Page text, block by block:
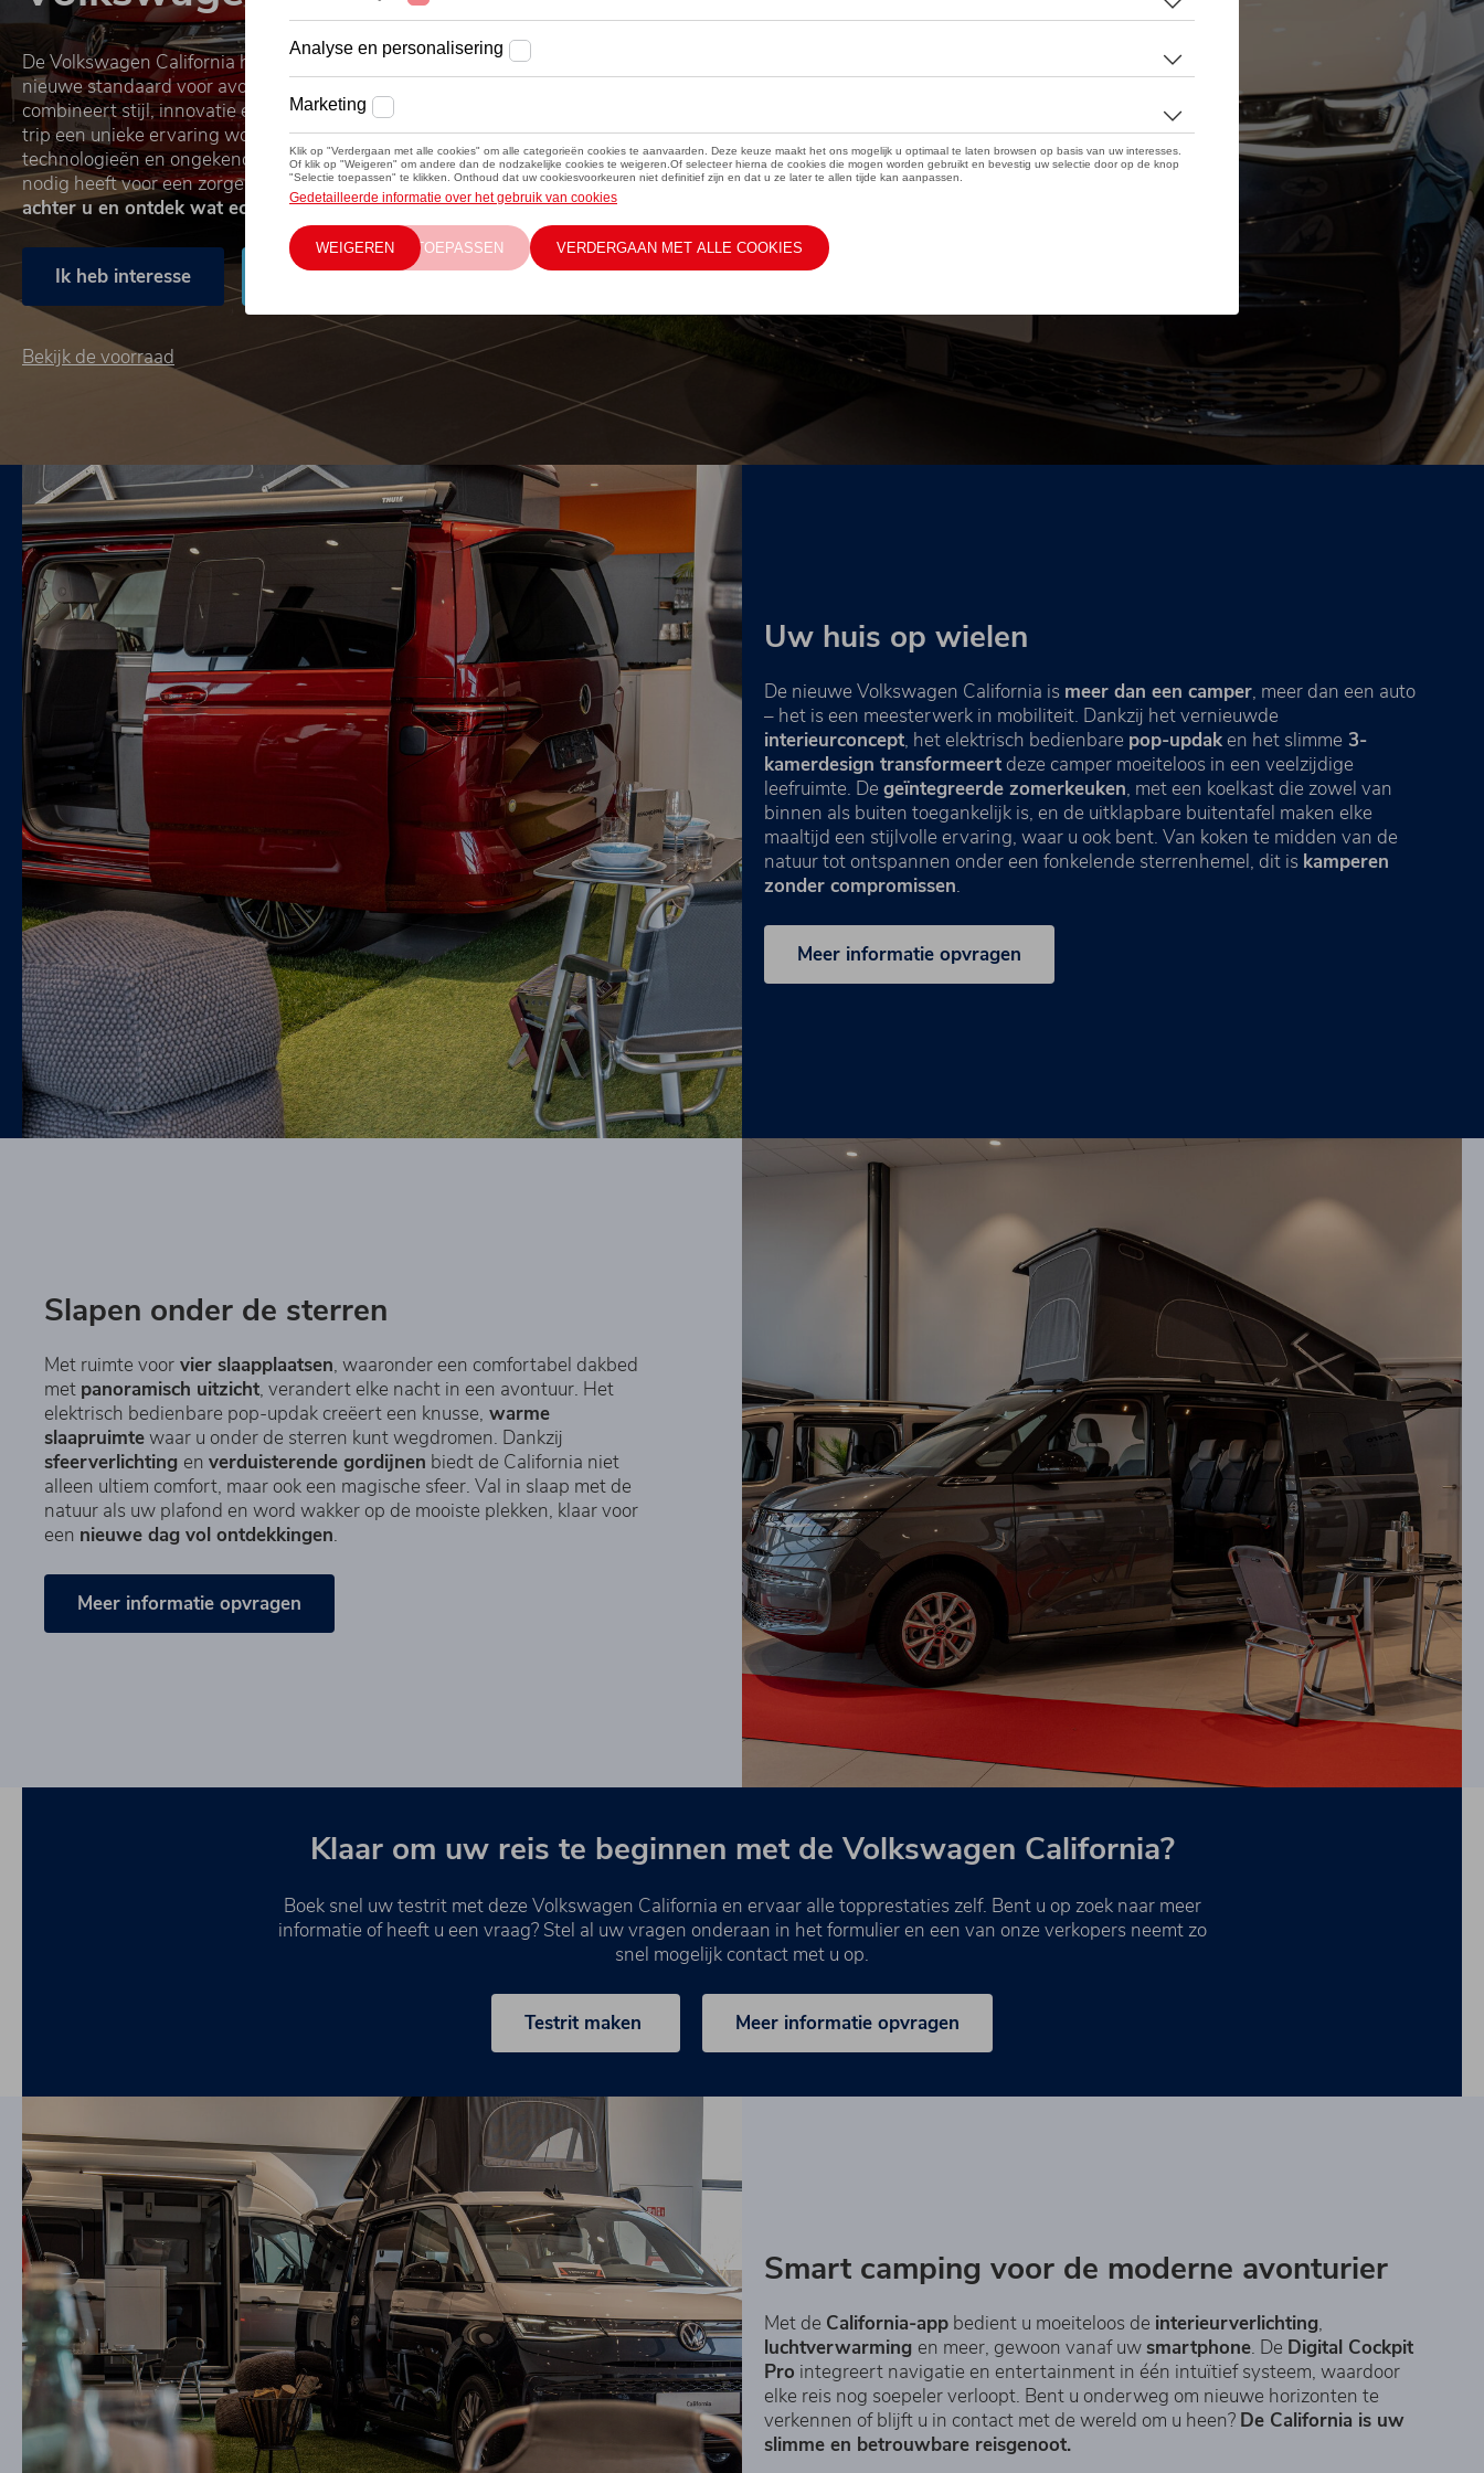
De Volkswagen California herdefinieert reismobiliteiten zet een
nieuwe standaard voor avontuurlijkevrijheid. Dit iconische model
combineert stijl, innovatie en
ultiem gebruiksgemak
trip een unieke ervaring wordt. Met een verfijnd design, slimme
technologieën en ongekende flexibiliteit biedt de California alles wat u
nodig heeft voor een zorgeloos avontuur.Stap in, laat de wereld
achter u en ontdek wat echte vrijheid betekent.
Ik heb interesse Plan een proefrit
Bekijk de voorraad
Uw huis op wielen
De nieuwe Volkswagen California is meer dan een camper, meer dan een auto
– het is een meesterwerk in mobiliteit. Dankzij het vernieuwde
interieurconcept, het elektrisch bedienbare pop-updaken het slimme 3-
kamerdesign transformeertdeze camper moeiteloos in een veelzijdige
leefruimte. De geïntegreerde zomerkeuken, met een koelkast die zowel van
binnen als buiten toegankelijk is, en de uitklapbare buitentafel maken elke
maaltijd een stijlvolle ervaring, waar u ook bent. Van koken te midden van de
natuur tot ontspannen onder een fonkelende sterrenhemel, dit is kamperen
zonder compromissen.
Meer informatie opvragen
Slapen onder de sterren
Met ruimte voor vier slaapplaatsen, waaronder een comfortabel dakbed
met panoramisch uitzicht, verandert elke nacht in een avontuur. Het
elektrisch bedienbare pop-updak creëert een knusse, warme
slaapruimtewaar u onder de sterren kunt wegdromen. Dankzij
sfeerverlichting en verduisterende gordijnen biedt de California niet
alleen ultiem comfort, maar ook een magische sfeer. Val in slaap met de
natuur als uw plafond en word wakker op de mooiste plekken, klaar voor
een nieuwe dag vol ontdekkingen.
Meer informatie opvragen
Klaar om uw reis te beginnen met de Volkswagen California?
Boek snel uw testrit met deze Volkswagen California en ervaar alle topprestaties zelf. Bent u op zoek naar meer
informatie of heeft u een vraag? Stel al uw vragen onderaan in het formulier en een van onze verkopers neemt zo
snel mogelijk contact met u op.
Testrit maken Meer informatie opvragen
Smart camping voor de moderne avonturier
Met de California-app bedient u moeiteloos de interieurverlichting,
luchtverwarming en meer, gewoon vanaf uwsmartphone. De Digital Cockpit
Pro integreert navigatie en entertainment in één intuïtief systeem, waardoor
elke reis nog soepeler verloopt. Bent u onderweg om nieuwe horizonten te
verkennen of blijft u in contact met de wereld om u heen? De California is uw
slimme en betrouwbare reisgenoot.